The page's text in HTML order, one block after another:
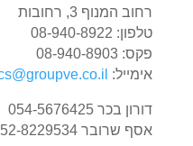
רחוב המנוף 3, רחובות
טלפון: 08-940-8922
פקס: 08-940-8903
אימייל:
דורון בכר 054-5676425
אסף שרובר 052-8229534